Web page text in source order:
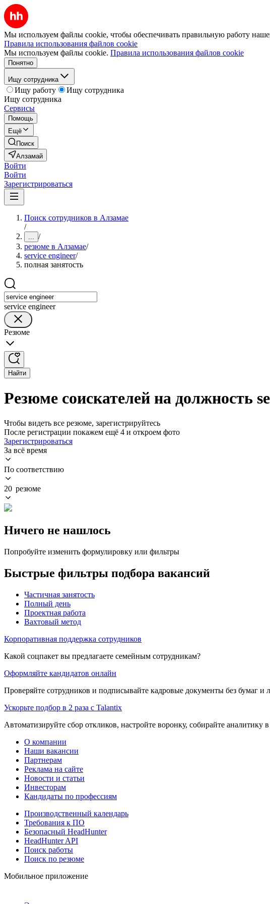
Мы используем файлы cookie, чтобы обеспечивать правильную работу
Правила использования файлов cookie
Мы используем файлы cookie. Правила использования файлов cookie
Понятно
Ищу сотрудника
Ищу работу
Ищу сотрудника
Ищу сотрудника
Сервисы
Помощь
Ещё
Поиск
Алзамай
Войти
Войти
Зарегистрироваться
Поиск сотрудников в Алзамае
/
... /
резюме в Алзамае/
service engineer/
полная занятость
service engineer
Резюме
Найти
Резюме соискателей на должность
Чтобы видеть все резюме, зарегистрируйтесь
После регистрации покажем ещё 4 и откроем фото
Зарегистрироваться
За всё время
По соответствию
20 резюме
Ничего не нашлось
Попробуйте изменить формулировку или фильтры
Быстрые фильтры подбора вакансий
Частичная занятость
Полный день
Проектная работа
Вахтовый метод
Корпоративная поддержка сотрудников
Какой соцпакет вы предлагаете семейным сотрудникам?
Оформляйте кандидатов онлайн
Проверяйте сотрудников и подписывайте кадровые документы без бумаг и
Ускорьте подбор в 2 раза с Talantix
Автоматизируйте сбор откликов, настройте воронку, собирайте аналитику
О компании
Наши вакансии
Партнерам
Реклама на сайте
Новости и статьи
Инвесторам
Кандидаты по профессиям
Производственный календарь
Требования к ПО
Безопасный HeadHunter
HeadHunter API
Поиск работы
Поиск по резюме
Мобильное приложение